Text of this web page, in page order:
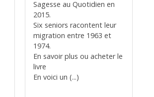
Sagesse au Quotidien en
2015.
Six seniors racontent leur
migration entre 1963 et
1974.
En savoir plus ou acheter le
livre
En voici un (...)